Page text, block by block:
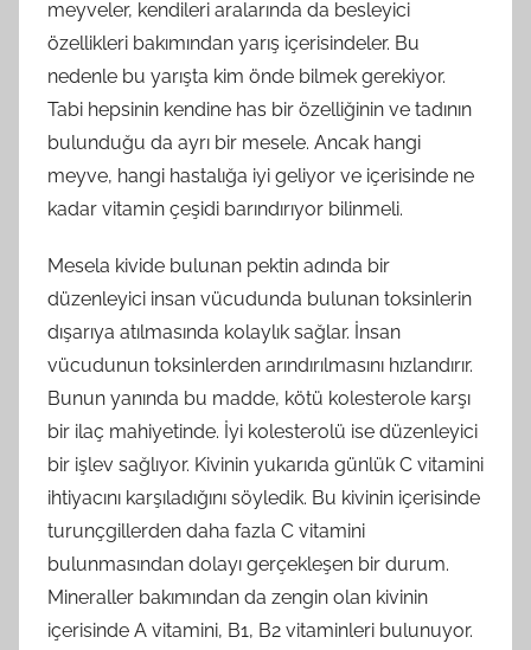
meyveler, kendileri aralarında da besleyici
özellikleri bakımından yarış içerisindeler. Bu
nedenle bu yarışta kim önde bilmek gerekiyor.
Tabi hepsinin kendine has bir özelliğinin ve tadının
bulunduğu da ayrı bir mesele. Ancak hangi
meyve, hangi hastalığa iyi geliyor ve içerisinde ne
kadar vitamin çeşidi barındırıyor bilinmeli.
Mesela kivide bulunan pektin adında bir
düzenleyici insan vücudunda bulunan toksinlerin
dışarıya atılmasında kolaylık sağlar. İnsan
vücudunun toksinlerden arındırılmasını hızlandırır.
Bunun yanında bu madde, kötü kolesterole karşı
bir ilaç mahiyetinde. İyi kolesterolü ise düzenleyici
bir işlev sağlıyor. Kivinin yukarıda günlük C vitamini
ihtiyacını karşıladığını söyledik. Bu kivinin içerisinde
turunçgillerden daha fazla C vitamini
bulunmasından dolayı gerçekleşen bir durum.
Mineraller bakımından da zengin olan kivinin
içerisinde A vitamini, B1, B2 vitaminleri bulunuyor.